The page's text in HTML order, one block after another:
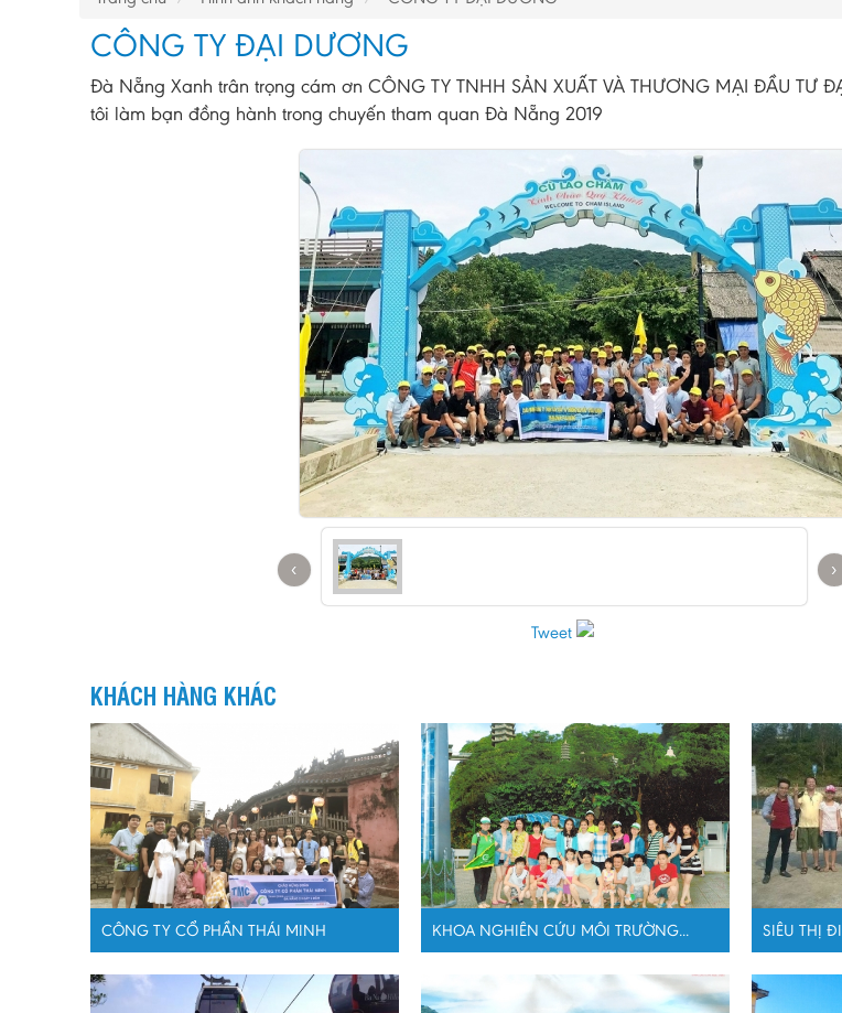
CÔNG TY ĐẠI DƯƠNG
Đà Nẵng Xanh trân trọng cám ơn CÔNG TY TNHH SẢN XUẤT VÀ THƯƠNG MẠI ĐẦU TƯ
tôi làm bạn đồng hành trong chuyến tham quan Đà Nẵng 2019
‹ ›
Tweet
KHÁCH HÀNG KHÁC
CÔNG TY CỔ PHẦN THÁI MINH KHOA NGHIÊN CỨU MÔI TRƯỜNG... SIÊU THỊ